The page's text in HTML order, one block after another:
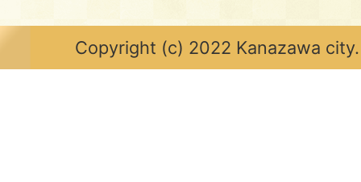
Copyright (c) 2022 Kanazawa